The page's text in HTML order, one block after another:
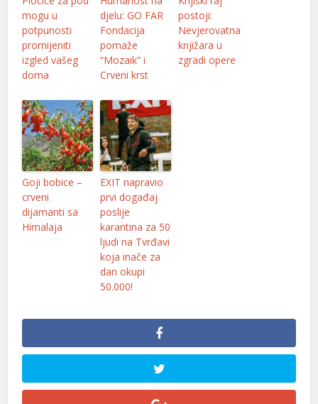
mogu u
potpunosti
promijeniti
izgled vašeg
doma
djelu: GO FAR
Fondacija
pomaže
“Mozaik” i
Crveni krst
postoji:
Nevjerovatna
knjižara u
zgradi opere
Goji bobice –
crveni
dijamanti sa
Himalaja
EXIT napravio
prvi događaj
poslije
karantina za 50
ljudi na Tvrđavi
koja inače za
dan okupi
50.000!